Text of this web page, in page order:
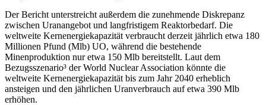
Der Bericht unterstreicht außerdem die zunehmende Diskrepanz
zwischen Uranangebot und langfristigem Reaktorbedarf. Die
weltweite Kernenergiekapazität verbraucht derzeit jährlich etwa 180
Millionen Pfund (Mlb) UO, während die bestehende
Minenproduktion nur etwa 150 Mlb bereitstellt. Laut dem
Bezugsszenario³ der World Nuclear Association könnte die
weltweite Kernenergiekapazität bis zum Jahr 2040 erheblich
ansteigen und den jährlichen Uranverbrauch auf etwa 390 Mlb
erhöhen.